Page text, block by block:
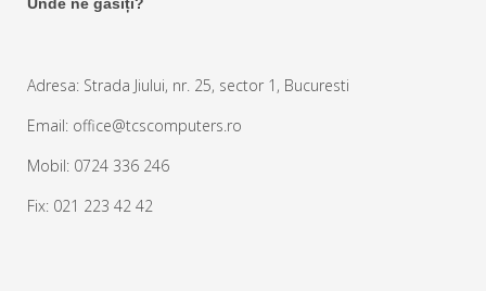
Adresa: Strada Jiului, nr. 25, sector 1, Bucuresti
Email: office@tcscomputers.ro
Mobil: 0724 336 246
Fix: 021 223 42 42